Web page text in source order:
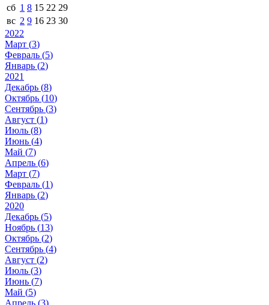
сб 1 8 15 22 29
вс 2 9 16 23 30
2022
Март (3)
Февраль (5)
Январь (2)
2021
Декабрь (8)
Октябрь (10)
Сентябрь (3)
Август (1)
Июль (8)
Июнь (4)
Май (7)
Апрель (6)
Март (7)
Февраль (1)
Январь (2)
2020
Декабрь (5)
Ноябрь (13)
Октябрь (2)
Сентябрь (4)
Август (2)
Июль (3)
Июнь (7)
Май (5)
Апрель (3)